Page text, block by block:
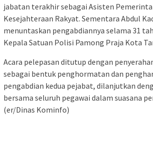
jabatan terakhir sebagai Asisten
Kesejahteraan Rakyat. Sementara Abdul
menuntaskan pengabdiannya selama 31
Kepala Satuan Polisi Pamong Praja Kota
Acara pelepasan ditutup dengan
sebagai bentuk penghormatan dan
pengabdian kedua pejabat, dilanjutkan
bersama seluruh pegawai dalam suasana
(er/Dinas Kominfo)